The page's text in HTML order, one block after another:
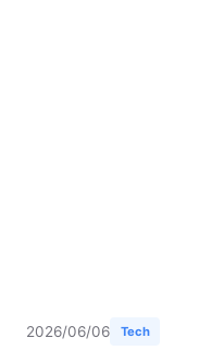
2026/06/06 Tech